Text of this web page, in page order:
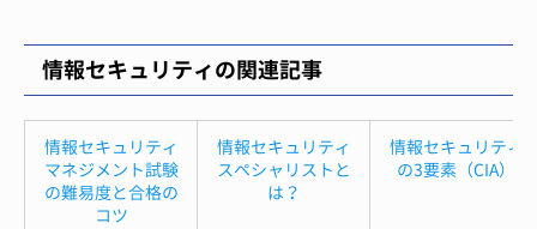
情報セキュリティの関連記事
情報セキュリティ
マネジメント試験
の難易度と合格の
コツ
情報セキュリティ
スペシャリストと
は？
情報セキュリティ
の3要素（CIA）